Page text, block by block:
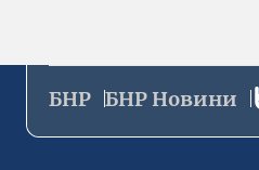
БНР БНР Новини